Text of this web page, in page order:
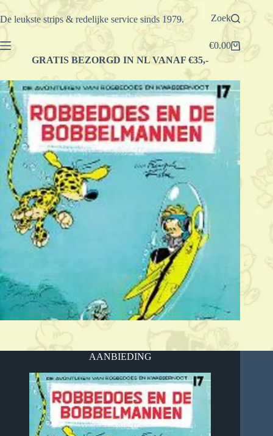
Ga
naar
De leukste strips & redelijke service sinds 1979. Zoek
Winkelwagen
€0.00
GRATIS BEZORGD IN NL VANAF €35,-
AANBIEDING